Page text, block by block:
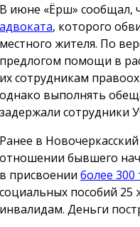
В июне «Ёрш» сообщал,
адвоката, которого
местного жителя. По
предлогом помощи в
их сотрудникам
однако выполнять
задержали сотрудники
Ранее в
отношении бывшего
в присвоении более 300
социальных пособий 25
инвалидам. Деньги